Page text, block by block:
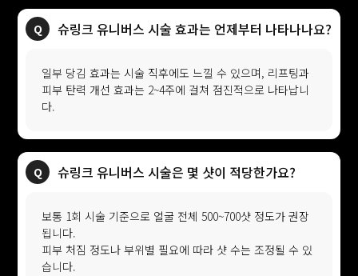
슈링크 유니버스 시술 효과는 언제부터 나타나나요?
일부 당김 효과는 시술 직후에도 느낄 수 있으며, 리프팅과
피부 탄력 개선 효과는 2~4주에 걸쳐 점진적으로 나타납니
다.
슈링크 유니버스 시술은 몇 샷이 적당한가요?
보통 1회 시술 기준으로 얼굴 전체 500~700샷 정도가 권장
됩니다.
피부 처짐 정도나 부위별 필요에 따라 샷 수는 조정될 수 있
습니다.